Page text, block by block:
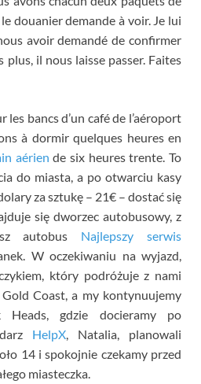
douanier demande à voir. Je lui
avoir demandé de confirmer
plus, il nous laisse passer. Faites
bancs d’un café de l’aéroport
à dormir quelques heures en
aérien de six heures trente. To
do miasta, a po otwarciu kasy
za sztukę – 21€ – dostać się
się dworzec autobusowy, z
autobus Najlepszy serwis
W oczekiwaniu na wyjazd,
który podróżuje z nami
Coast, a my kontynuujemy
Heads, gdzie docieramy po
HelpX, Natalia, planowali
14 i spokojnie czekamy przed
miasteczka.